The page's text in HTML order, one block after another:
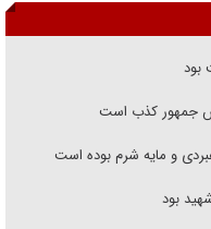
بود
جمهور کذب است
و مایه شرم بوده است
بود